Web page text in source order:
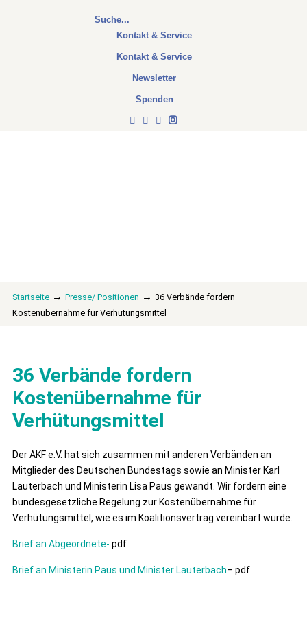
Kontakt & Service
Kontakt & Service
Newsletter
Spenden
Startseite → Presse/ Positionen → 36 Verbände fordern
Kostenübernahme für Verhütungsmittel
36 Verbände fordern
Kostenübernahme für
Verhütungsmittel
Der AKF e.V. hat sich zusammen mit anderen Verbänden an
Mitglieder des Deutschen Bundestags sowie an Minister Karl
Lauterbach und Ministerin Lisa Paus gewandt. Wir fordern eine
bundesgesetzliche Regelung zur Kostenübernahme für
Verhütungsmittel, wie es im Koalitionsvertrag vereinbart wurde.
Brief an Abgeordnete- pdf
Brief an Ministerin Paus und Minister Lauterbach– pdf